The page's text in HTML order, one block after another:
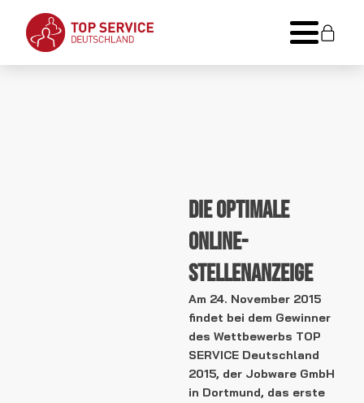
Die optimale
Online-
Stellenanzeige
Am 24. November 2015
findet bei dem Gewinner
des Wettbewerbs TOP
SERVICE Deutschland
2015, der Jobware GmbH
in Dortmund, das erste